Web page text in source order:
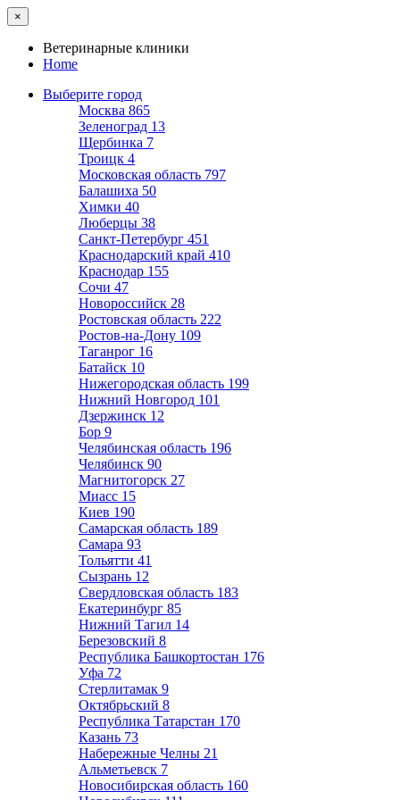
×
Ветеринарные клиники
Home
Выберите город
Москва 865
Зеленоград 13
Щербинка 7
Троицк 4
Московская область 797
Балашиха 50
Химки 40
Люберцы 38
Санкт-Петербург 451
Краснодарский край 410
Краснодар 155
Сочи 47
Новороссийск 28
Ростовская область 222
Ростов-на-Дону 109
Таганрог 16
Батайск 10
Нижегородская область 199
Нижний Новгород 101
Дзержинск 12
Бор 9
Челябинская область 196
Челябинск 90
Магнитогорск 27
Миасс 15
Киев 190
Самарская область 189
Самара 93
Тольятти 41
Сызрань 12
Свердловская область 183
Екатеринбург 85
Нижний Тагил 14
Березовский 8
Республика Башкортостан 176
Уфа 72
Стерлитамак 9
Октябрьский 8
Республика Татарстан 170
Казань 73
Набережные Челны 21
Альметьевск 7
Новосибирская область 160